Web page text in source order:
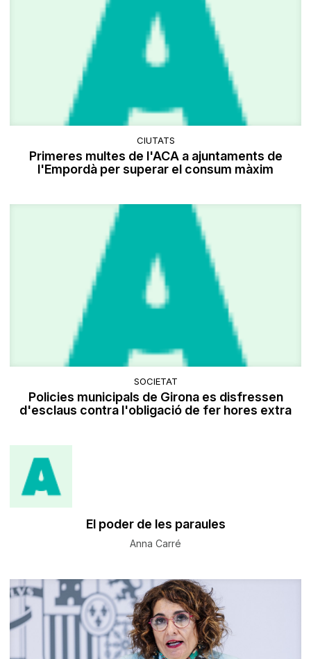
CIUTATS
Primeres multes de l'ACA a ajuntaments de
l'Empordà per superar el consum màxim
SOCIETAT
Policies municipals de Girona es disfressen
d'esclaus contra l'obligació de fer hores extra
El poder de les paraules
Anna Carré